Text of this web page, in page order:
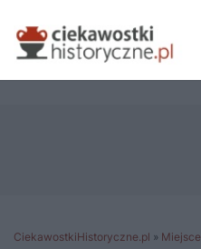
CiekawostkiHistoryczne.pl » Miejsce